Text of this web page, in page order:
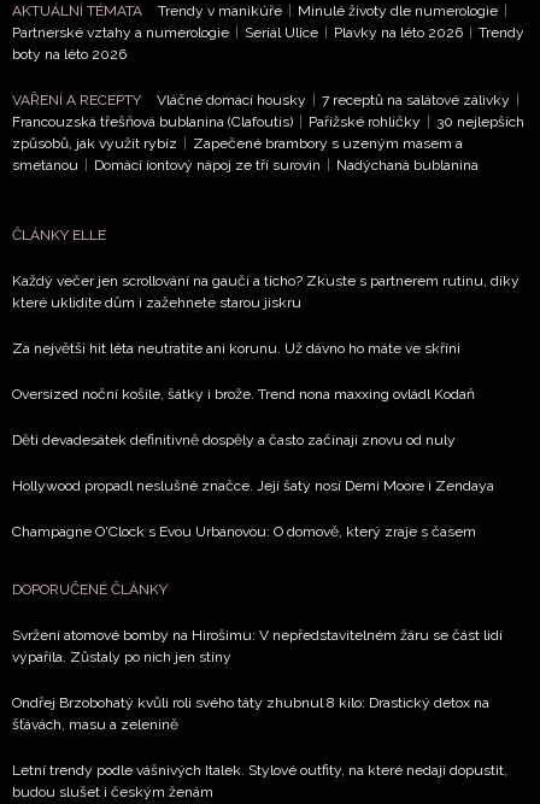
AKTUÁLNÍ TÉMATA Trendy v manikúře | Minulé životy dle numerologie |
Partnerské vztahy a numerologie | Seriál Ulice | Plavky na léto 2026 | Trendy
boty na léto 2026
VAŘENÍ A RECEPTY Vláčné domácí housky | 7 receptů na salátové zálivky |
Francouzská třešňová bublanina (Clafoutis) | Pařížské rohlíčky | 30 nejlepších
způsobů, jak využít rybíz | Zapečené brambory s uzeným masem a
smetanou | Domácí iontový nápoj ze tří surovin | Nadýchaná bublanina
ČLÁNKY ELLE
Každý večer jen scrollování na gauči a ticho? Zkuste s partnerem rutinu, díky
které uklidíte dům i zažehnete starou jiskru
Za největší hit léta neutratíte ani korunu. Už dávno ho máte ve skříni
Oversized noční košile, šátky i brože. Trend nona maxxing ovládl Kodaň
Děti devadesátek definitivně dospěly a často začínají znovu od nuly
Hollywood propadl neslušné značce. Její šaty nosí Demi Moore i Zendaya
Champagne O'Clock s Evou Urbanovou: O domově, který zraje s časem
DOPORUČENÉ ČLÁNKY
Svržení atomové bomby na Hirošimu: V nepředstavitelném žáru se část lidí
vypařila. Zůstaly po nich jen stíny
Ondřej Brzobohatý kvůli roli svého táty zhubnul 8 kilo: Drastický detox na
šťávách, masu a zelenině
Letní trendy podle vášnivých Italek. Stylové outfity, na které nedají dopustit,
budou slušet i českým ženám